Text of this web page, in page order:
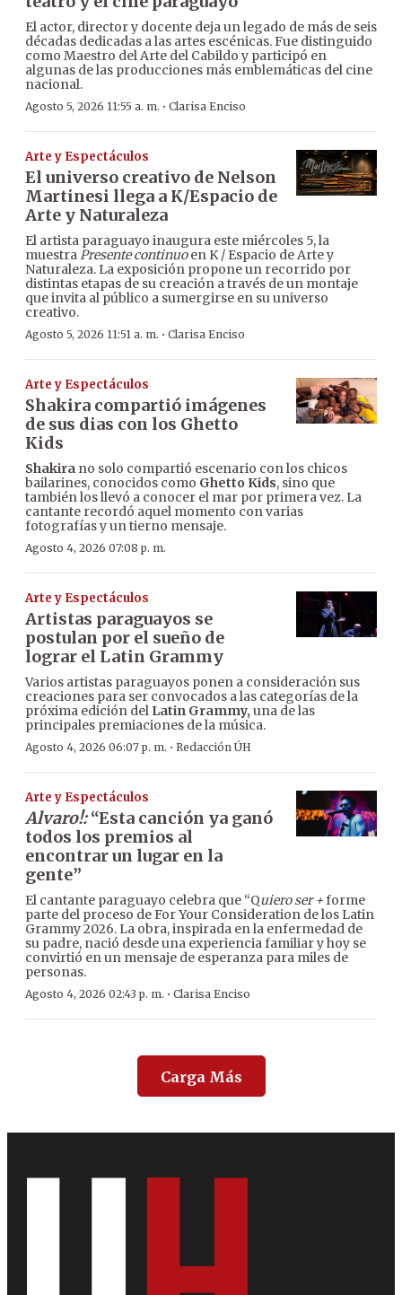
El actor, director y docente deja un legado de más de seis
décadas dedicadas a las artes escénicas. Fue distinguido
como Maestro del Arte del Cabildo y participó en
algunas de las producciones más emblemáticas del cine
nacional.
Agosto 5, 2026 11:55 a. m. · Clarisa Enciso
Arte y Espectáculos
El universo creativo de Nelson
Martinesi llega a K/Espacio de
Arte y Naturaleza
El artista paraguayo inaugura este miércoles 5, la
muestraPresente continuoen K / Espacio de Arte y
Naturaleza. La exposición propone un recorrido por
distintas etapas de su creación a través de un montaje
que invita al público a sumergirse en su universo
creativo.
Agosto 5, 2026 11:51 a. m. · Clarisa Enciso
Arte y Espectáculos
Shakira compartió imágenes
de sus dias con los Ghetto
Kids
Shakira no solo compartió escenario con los chicos
bailarines, conocidos como Ghetto Kids, sino que
también los llevó a conocer el mar por primera vez. La
cantante recordó aquel momento con varias
fotografías y un tierno mensaje.
Agosto 4, 2026 07:08 p. m.
Arte y Espectáculos
Artistas paraguayos se
postulan por el sueño de
lograr el Latin Grammy
Varios artistas paraguayos ponen a consideración sus
creaciones para ser convocados a las categorías de la
próxima edición del Latin Grammy, una de las
principales premiaciones de la música.
Agosto 4, 2026 06:07 p. m. · Redacción ÚH
Arte y Espectáculos
Alvaro!:“Esta canción ya ganó
todos los premios al
encontrar un lugar en la
gente”
El cantante paraguayo celebra que “Quiero ser +forme
parte del proceso de For Your Consideration de los Latin
Grammy 2026. La obra, inspirada en la enfermedad de
su padre, nació desde una experiencia familiar y hoy se
convirtió en un mensaje de esperanza para miles de
personas.
Agosto 4, 2026 02:43 p. m. · Clarisa Enciso
Carga Más